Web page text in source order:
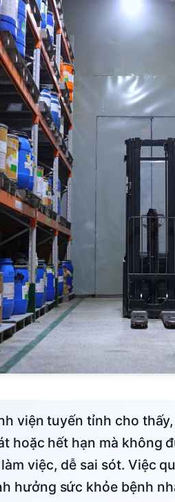
hoặc hết hạn mà không
việc, dễ sai sót. Việc
hưởng sức khỏe bệnh